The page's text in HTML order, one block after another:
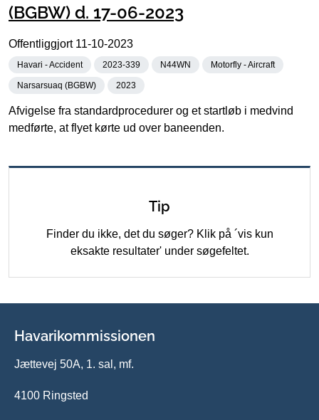
(BGBW) d. 17-06-2023
Offentliggjort 11-10-2023
Havari - Accident 2023-339 N44WN Motorfly - Aircraft
Narsarsuaq (BGBW) 2023
Afvigelse fra standardprocedurer og et startløb i medvind
medførte, at flyet kørte ud over baneenden.
Tip
Finder du ikke, det du søger? Klik på ´vis kun
eksakte resultater' under søgefeltet.
Havarikommissionen
Jættevej 50A, 1. sal, mf.
4100 Ringsted